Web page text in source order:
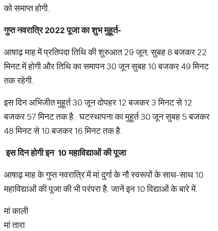
को समाप्त होगी.
गुप्तनवरात्रि2022पूजाकाशुभमुहूर्त-
आषाढ़ माह में प्रतिपदा तिथि की शुरुआत 29 जून, सुबह 8 बजकर 22
मिनट में होगी और तिथि का समापन 30 जून सुबह 10 बजकर 49 मिनट
तक रहेगी.
इस दिन अभिजीत मुहूर्त 30 जून दोपहर 12 बजकर 3 मिनट से 12
बजकर 57 मिनट तक है. घटस्थापना का मुहूर्त 30 जून सुबह 5 बजकर
48 मिनट से 10 बजकर 16 मिनट तक है.
इसदिनहोगीइन10महाविद्याओंकीपूजा
आषाढ़ माह के गुप्त नवरात्रि में मां दुर्गा के नौ स्वरूपों के साथ-साथ 10
महाविद्याओं की पूजा की भी परंपरा है. जानें इन 10 विद्याओं के बारे में.
मां काली
मां तारा